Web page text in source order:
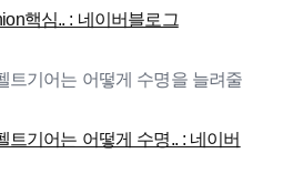
핵심.. : 네이버블로그
트기어는 어떻게 수명을 늘려줄
트기어는 어떻게 수명.. : 네이버